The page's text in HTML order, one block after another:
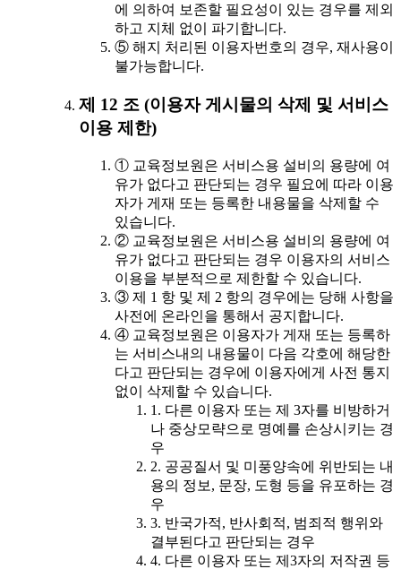
에 의하여 보존할 필요성이 있는 경우를 제외
하고 지체 없이 파기합니다.
⑤ 해지 처리된 이용자번호의 경우, 재사용이
불가능합니다.
제 12 조 (이용자 게시물의 삭제 및 서비스
이용 제한)
① 교육정보원은 서비스용 설비의 용량에 여
유가 없다고 판단되는 경우 필요에 따라 이용
자가 게재 또는 등록한 내용물을 삭제할 수
있습니다.
② 교육정보원은 서비스용 설비의 용량에 여
유가 없다고 판단되는 경우 이용자의 서비스
이용을 부분적으로 제한할 수 있습니다.
③ 제 1 항 및 제 2 항의 경우에는 당해 사항을
사전에 온라인을 통해서 공지합니다.
④ 교육정보원은 이용자가 게재 또는 등록하
는 서비스내의 내용물이 다음 각호에 해당한
다고 판단되는 경우에 이용자에게 사전 통지
없이 삭제할 수 있습니다.
1. 다른 이용자 또는 제 3자를 비방하거
나 중상모략으로 명예를 손상시키는 경
우
2. 공공질서 및 미풍양속에 위반되는 내
용의 정보, 문장, 도형 등을 유포하는 경
우
3. 반국가적, 반사회적, 범죄적 행위와
결부된다고 판단되는 경우
4. 다른 이용자 또는 제3자의 저작권 등